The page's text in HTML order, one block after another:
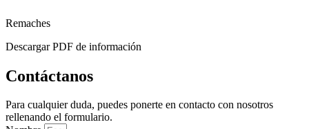
Remaches
Descargar PDF de información
Contáctanos
Para cualquier duda, puedes ponerte en contacto con nosotros
rellenando el formulario.